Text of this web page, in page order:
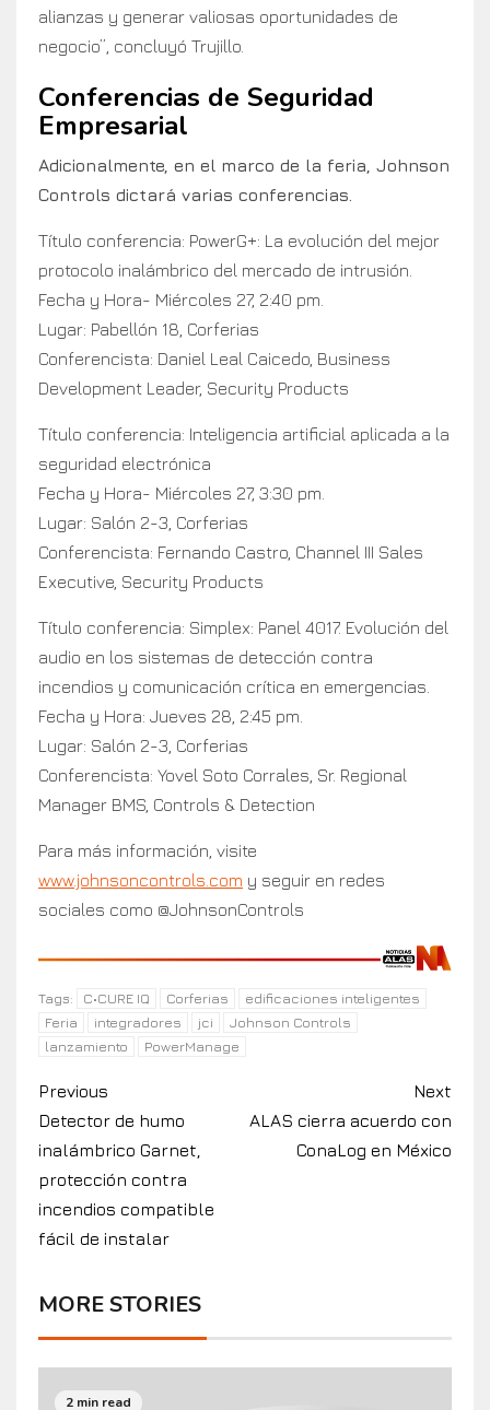
alianzas y generar valiosas oportunidades de
negocio”, concluyó Trujillo.
Conferencias de Seguridad
Empresarial
Adicionalmente, en el marco de la feria, Johnson
Controls dictará varias conferencias.
Título conferencia: PowerG+: La evolución del mejor
protocolo inalámbrico del mercado de intrusión.
Fecha y Hora- Miércoles 27, 2:40 pm.
Lugar: Pabellón 18, Corferias
Conferencista: Daniel Leal Caicedo, Business
Development Leader, Security Products
Título conferencia: Inteligencia artificial aplicada a la
seguridad electrónica
Fecha y Hora- Miércoles 27, 3:30 pm.
Lugar: Salón 2-3, Corferias
Conferencista: Fernando Castro, Channel III Sales
Executive, Security Products
Título conferencia: Simplex: Panel 4017. Evolución del
audio en los sistemas de detección contra
incendios y comunicación crítica en emergencias.
Fecha y Hora: Jueves 28, 2:45 pm.
Lugar: Salón 2-3, Corferias
Conferencista: Yovel Soto Corrales, Sr. Regional
Manager BMS, Controls & Detection
Para más información, visite
www.johnsoncontrols.com y seguir en redes
sociales como @JohnsonControls
Tags: C•CURE IQ Corferias
edificaciones inteligentes
Feria
integradores jci
Johnson Controls
lanzamiento
PowerManage
Previous
Detector de humo
inalámbrico Garnet,
protección contra
incendios compatible
fácil de instalar
Next
ALAS cierra acuerdo con
ConaLog en México
MORE STORIES
2 min read